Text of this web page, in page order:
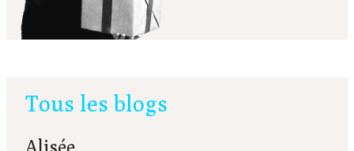
Tous les blogs
Alisée